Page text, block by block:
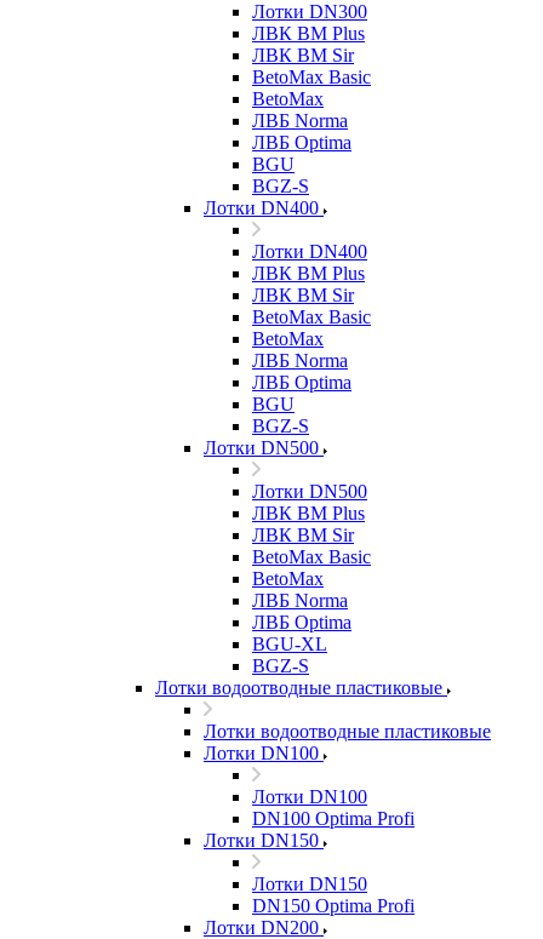
Лотки DN300
ЛВК ВМ Plus
ЛВК ВМ Sir
BetoMax Basic
BetoMax
ЛВБ Norma
ЛВБ Optima
BGU
BGZ-S
Лотки DN400
Лотки DN400
ЛВК ВМ Plus
ЛВК ВМ Sir
BetoMax Basic
BetoMax
ЛВБ Norma
ЛВБ Optima
BGU
BGZ-S
Лотки DN500
Лотки DN500
ЛВК ВМ Plus
ЛВК ВМ Sir
BetoMax Basic
BetoMax
ЛВБ Norma
ЛВБ Optima
BGU-XL
BGZ-S
Лотки водоотводные пластиковые
Лотки водоотводные пластиковые
Лотки DN100
Лотки DN100
DN100 Optima Profi
Лотки DN150
Лотки DN150
DN150 Optima Profi
Лотки DN200